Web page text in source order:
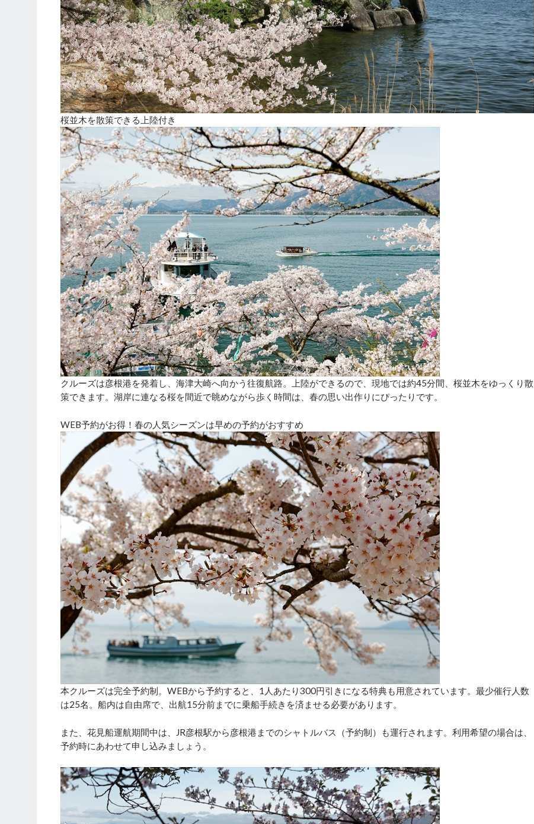
桜並木を散策できる上陸付き
クルーズは彦根港を発着し、海津大崎へ向かう往復航路。上陸ができるので、現地では約45分間、桜並木をゆっくり散
策できます。湖岸に連なる桜を間近で眺めながら歩く時間は、春の思い出作りにぴったりです。
WEB予約がお得！春の人気シーズンは早めの予約がおすすめ
本クルーズは完全予約制。WEBから予約すると、1人あたり300円引きになる特典も用意されています。最少催行人数
は25名。船内は自由席で、出航15分前までに乗船手続きを済ませる必要があります。
また、花見船運航期間中は、JR彦根駅から彦根港までのシャトルバス（予約制）も運行されます。利用希望の場合は、
予約時にあわせて申し込みましょう。